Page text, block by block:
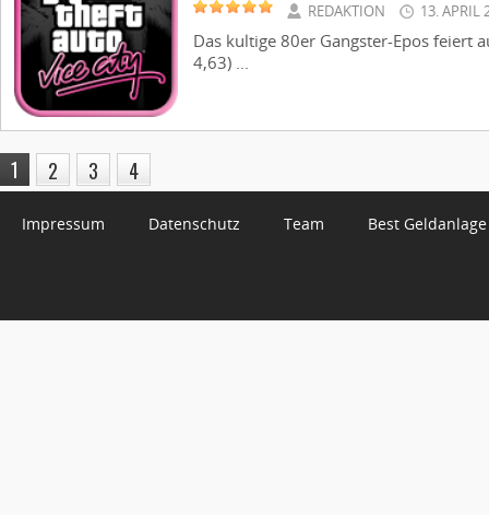
REDAKTION 13. APRIL
Das kultige 80er Gangster-Epos feiert
4,63) ...
1 2 3 4
Impressum Datenschutz Team Best Geldanlage